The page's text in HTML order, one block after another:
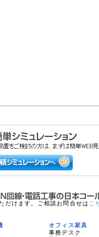
だけます。ご相談お問合せは こ
オフィス家具
事務デスク